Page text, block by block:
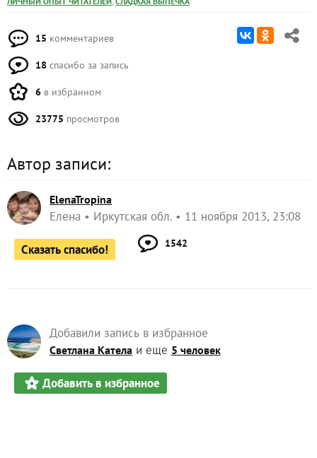
15 комментариев
18 спасибо за запись
6 в избранном
23775 просмотров
Автор записи:
ElenaTropina
Елена Иркутская обл. 11 ноября 2013, 23:08
Сказать спасибо! 1542
Добавили запись в избранное
Светлана Катела и еще 5 человек
Добавить в избранное